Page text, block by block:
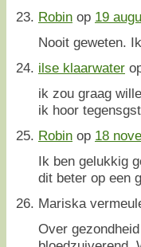
Robin op 19
Nooit geweten.
ilse klaarwater
ik zou graag
ik hoor
Robin op 18
Ik ben gelukkig
dit beter op een
Mariska
Over